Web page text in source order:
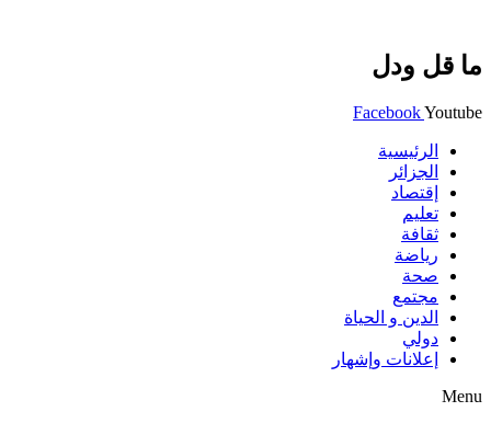
ما قل ودل
FacebookYoutube
الرئيسية
الجزائر
إقتصاد
تعليم
ثقافة
رياضة
صحة
مجتمع
الدين و الحياة
دولي
إعلانات وإشهار
Menu